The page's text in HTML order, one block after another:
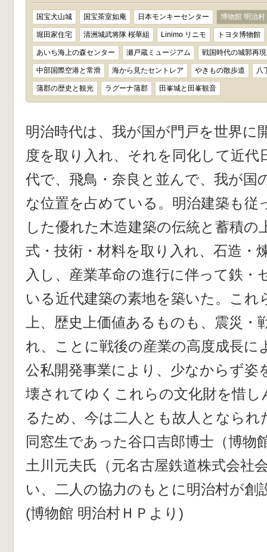
国宝犬山城 国宝茶室如庵 日本モンキーセンター 博物館 明治村
堀田家住宅 清洲城武将隊 桜華組 Linimo リニモ トヨタ博物館
あいち海上の森センター 瀬戸蔵ミュージアム 戦国時代の城郭再
中部国際空港と常滑 海から見たセントレア やきもの散歩道 八
蒲郡の歴史と観光 ラグーナ蒲郡 田峯城と田峯観音
明治時代は、我が国が門戸を世界に
度を取り入れ、それを同化して近代
代で、飛鳥・奈良と並んで、我が国
な位置を占めている。明治建築も従
した優れた木造建築の伝統と蓄積の
式・技術・材料を取り入れ、石造・
入し、産業革命の進行に伴って鉄・
いる近代建築の素地を築いた。これ
上、歴史上価値あるものも、震災・
れ、ことに戦後の産業の高度成長に
公私開発事業により、少なからず姿
壊されてゆくこれらの文化財を惜し
るため、今は二人とも故人となられ
同窓生であった谷口吉郎博士（博物
土川元夫氏（元名古屋鉄道株式会社
い、二人の協力のもとに明治村が創
(博物館 明治村ＨＰより)